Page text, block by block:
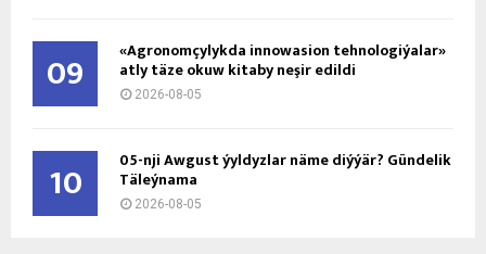
09 «Agronomçylykda innowasion tehnologiýalar»
atly täze okuw kitaby neşir edildi
2026-08-05
10 05-nji Awgust ýyldyzlar näme diýýär? Gündelik
Täleýnama
2026-08-05